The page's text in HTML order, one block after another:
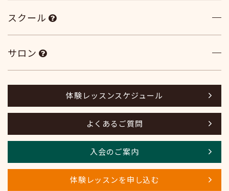
スクール
サロン
体験レッスンスケジュール
よくあるご質問
入会のご案内
体験レッスンを申し込む